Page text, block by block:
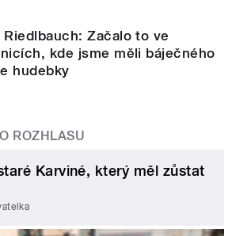
Riedlbauch: Začalo to ve
kde jsme měli báječného
hudebky
ROZHLASU
Karviné, který měl zůstat